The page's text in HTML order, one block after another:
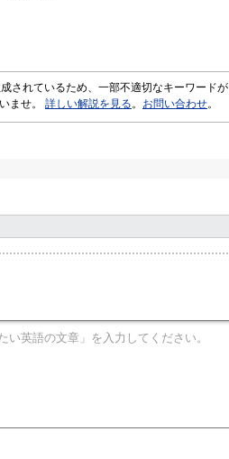
されているため、一部不適切なキーワードが
ませ。 詳しい解説を見る 。 お問い合わせ。